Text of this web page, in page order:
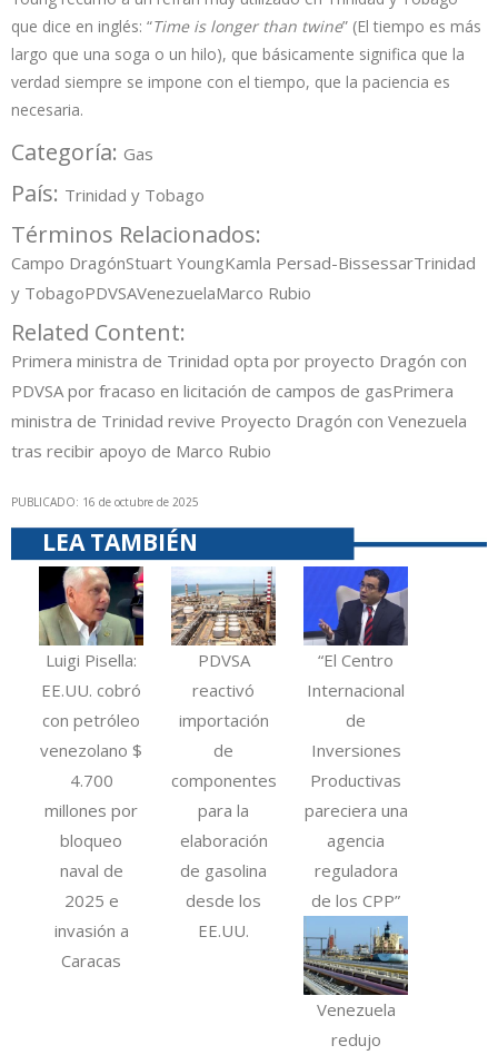
que dice en inglés: “Time is longer than twine” (El tiempo es más
largo que una soga o un hilo), que básicamente significa que la
verdad siempre se impone con el tiempo, que la paciencia es
necesaria.
Categoría: Gas
País: Trinidad y Tobago
Términos Relacionados:
Campo DragónStuart YoungKamla Persad-BissessarTrinidad
y TobagoPDVSAVenezuelaMarco Rubio
Related Content:
Primera ministra de Trinidad opta por proyecto Dragón con
PDVSA por fracaso en licitación de campos de gasPrimera
ministra de Trinidad revive Proyecto Dragón con Venezuela
tras recibir apoyo de Marco Rubio
PUBLICADO: 16 de octubre de 2025
LEA TAMBIÉN
Luigi Pisella:
EE.UU. cobró
con petróleo
venezolano $
4.700
millones por
bloqueo
naval de
2025 e
invasión a
Caracas
PDVSA
reactivó
importación
de
componentes
para la
elaboración
de gasolina
desde los
EE.UU.
“El Centro
Internacional
de
Inversiones
Productivas
pareciera una
agencia
reguladora
de los CPP”
Venezuela
redujo